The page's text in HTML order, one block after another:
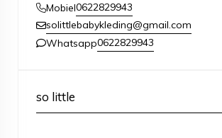
Mobiel0622829943
solittlebabykleding@gmail.com
Whatsapp0622829943
so little